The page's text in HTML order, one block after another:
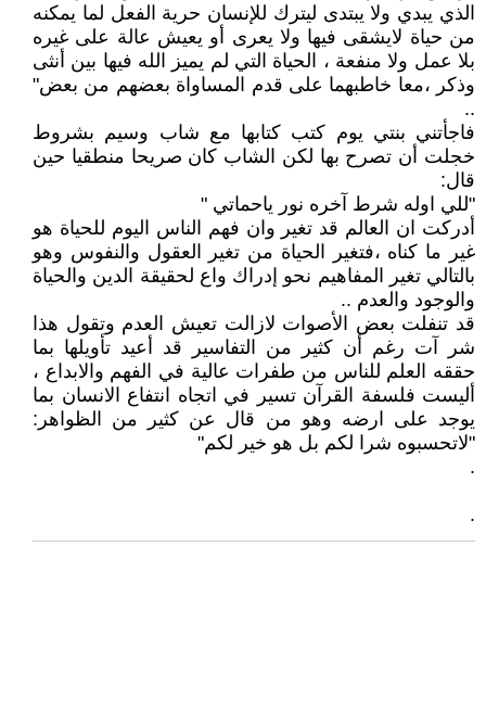
الذي يبدي ولا يبتدى ليترك للإنسان حرية الفعل لما يمكنه
من حياة لايشقى فيها ولا يعرى أو يعيش عالة على غيره
بلا عمل ولا منفعة ، الحياة التي لم يميز الله فيها بين أنثى
وذكر ،معا خاطبهما على قدم المساواة بعضهم من بعض"
..
فاجأتني بنتي يوم كتب كتابها مع شاب وسيم بشروط
خجلت أن تصرح بها لكن الشاب كان صريحا منطقيا حين
قال:
"للي اوله شرط آخره نور ياحماتي "
أدركت ان العالم قد تغير وان فهم الناس اليوم للحياة هو
غير ما كناه ،فتغير الحياة من تغير العقول والنفوس وهو
بالتالي تغير المفاهيم نحو إدراك واع لحقيقة الدين والحياة
والوجود والعدم ..
قد تنفلت بعض الأصوات لازالت تعيش العدم وتقول هذا
شر آت رغم أن كثير من التفاسير قد أعيد تأويلها بما
حققه العلم للناس من طفرات عالية في الفهم والابداع ،
أليست فلسفة القرآن تسير في اتجاه انتفاع الانسان بما
يوجد على ارضه وهو من قال عن كثير من الظواهر:
"لاتحسبوه شرا لكم بل هو خير لكم"
.
.